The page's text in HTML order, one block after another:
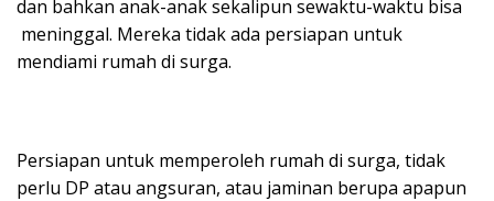
dan bahkan anak-anak sekalipun sewaktu-waktu bisa
meninggal. Mereka tidak ada persiapan untuk
mendiami rumah di surga.
Persiapan untuk memperoleh rumah di surga, tidak
perlu DP atau angsuran, atau jaminan berupa apapun